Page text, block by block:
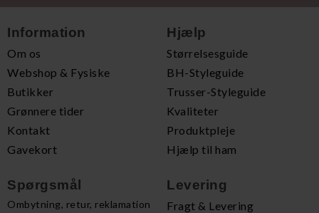
Information
Om os
Webshop & Fysiske
Butikker
Grønnere tider
Kontakt
Gavekort
Hjælp
Størrelsesguide
BH-Styleguide
Trusser-Styleguide
Kvaliteter
Produktpleje
Hjælp til ham
Spørgsmål
Ombytning, retur, reklamation
Levering
Fragt & Levering